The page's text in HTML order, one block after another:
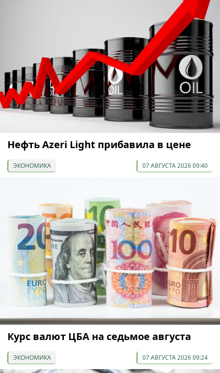
Нефть Azeri Light прибавила в цене
ЭКОНОМИКА 07 АВГУСТА 2026 09:40
Курс валют ЦБА на седьмое августа
ЭКОНОМИКА 07 АВГУСТА 2026 09:24